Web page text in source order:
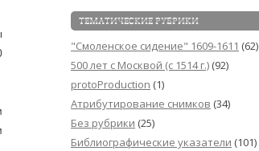
ТЕМАТИЧЕСКИЕ РУБРИКИ
"Смоленское сидение" 1609-1611 (62)
500 лет с Москвой (c 1514 г.) (92)
protoProduction (1)
Атрибутирование снимков (34)
Без рубрики (25)
Библиографические указатели (101)